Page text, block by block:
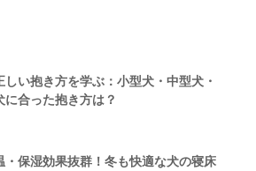
しい抱き方を学ぶ：小型犬・中型犬・
に合った抱き方は？
・保湿効果抜群！冬も快適な犬の寝床